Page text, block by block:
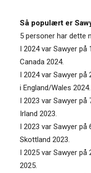
Så populært er
5 personer har dette
I 2024 var Sawyer på
Canada 2024.
I 2024 var Sawyer på
i England/Wales 2024.
I 2023 var Sawyer på
Irland 2023.
I 2023 var Sawyer på
Skottland 2023.
I 2025 var Sawyer
2025.